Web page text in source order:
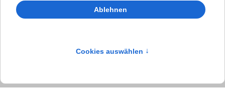
Ablehnen
Cookies auswählen ↑